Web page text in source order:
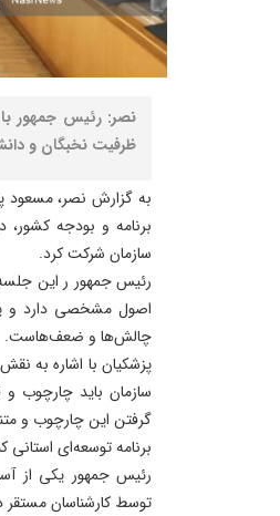
نصر: رئیس جمهور با
ظرفیت نخبگان و
برنامه و بودجه
سازمان شرکت کرد.
رئیس جمهور ر این جلسه
اصول مشخصی دارد و
چالش‌ها و ضعف‌هاست.
پزشکیان با اشاره به
سازمان باید چارچوب و
گرفتن این چارچوب و
برنامه توسعه‌ای استانی
رئیس جمهور یکی از
توسط کارشناسان مستقر